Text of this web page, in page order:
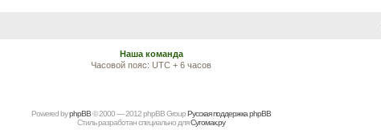
Наша команда
Часовой пояс: UTC + 6 часов
Powered byрhрBВ© 2000 — 2012 рhрBВ GrоupРусская поддержка phpBB
Стиль разработан специально дляСугомак.ру